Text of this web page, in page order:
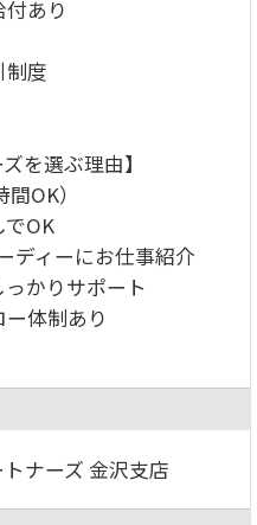
あり
制度
を選ぶ理由】
OK）
OK
ディーにお仕事紹介
かりサポート
体制あり
ナーズ 金沢支店